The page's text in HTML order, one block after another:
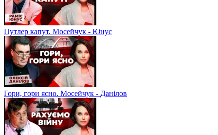
Путлер капут. Мосейчук - Юнус
Гори, гори ясно. Мосейчук - Данілов